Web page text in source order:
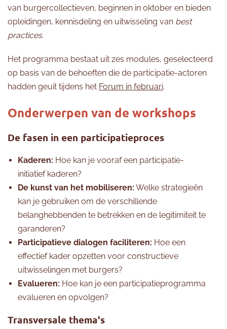
van burgercollectieven, beginnen in oktober en bieden
opleidingen, kennisdeling en uitwisseling van best
practices.
Het programma bestaat uit zes modules, geselecteerd
op basis van de behoeften die de participatie-actoren
hadden geuit tijdens het Forum in februari.
Onderwerpen van de workshops
De fasen in een participatieproces
Kaderen: Hoe kan je vooraf een participatie-
initiatief kaderen?
De kunst van het mobiliseren: Welke strategieën
kan je gebruiken om de verschillende
belanghebbenden te betrekken en de legitimiteit te
garanderen?
Participatieve dialogen faciliteren: Hoe een
effectief kader opzetten voor constructieve
uitwisselingen met burgers?
Evalueren: Hoe kan je een participatieprogramma
evalueren en opvolgen?
Transversale thema's